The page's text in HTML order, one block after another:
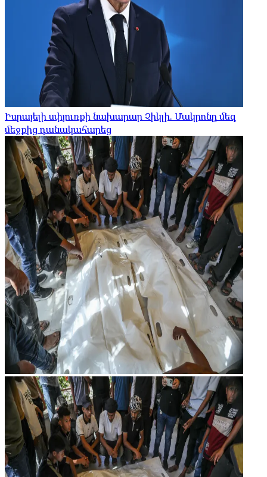
Իսրայելի սփյուռքի նախարար Չիկլի. Մակրոնը մեզ
մեջքից դանակահարեց